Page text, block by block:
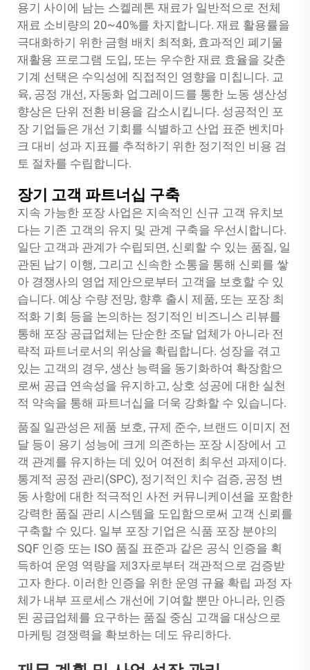
용기 사이에 남는 스켈레톤 재료가 일반적으로 전체
재료 소비량의 20~40%를 차지합니다. 재료 활용률을
극대화하기 위한 금형 배치 최적화, 효과적인 폐기물
재활용 프로그램 도입, 또는 우수한 재료 효율을 갖춘
기계 선택은 수익성에 직접적인 영향을 미칩니다. 교
육, 공정 개선, 자동화 업그레이드를 통한 노동 생산성
향상은 단위 전환 비용을 감소시킵니다. 성공적인 포
장 기업들은 개선 기회를 식별하고 산업 표준 벤치마
크 대비 성과 지표를 추적하기 위한 정기적인 비용 검
토 절차를 수립합니다.
장기 고객 파트너십 구축
지속 가능한 포장 사업은 지속적인 신규 고객 유치보
다는 기존 고객의 유지 및 관계 구축을 우선시합니다.
일단 고객과 관계가 수립되면, 신뢰할 수 있는 품질, 일
관된 납기 이행, 그리고 신속한 소통을 통해 신뢰를 쌓
아 경쟁사의 영업 제안으로부터 고객을 보호할 수 있
습니다. 예상 수량 전망, 향후 출시 제품, 또는 포장 최
적화 기회 등을 논의하는 정기적인 비즈니스 리뷰를
통해 포장 공급업체는 단순한 조달 업체가 아니라 전
략적 파트너로서의 위상을 확립합니다. 성장을 겪고
있는 고객의 경우, 생산 능력을 동기화하여 확장함으
로써 공급 연속성을 유지하고, 상호 성공에 대한 실천
적 약속을 통해 파트너십을 더욱 강화할 수 있습니다.
품질 일관성은 제품 보호, 규제 준수, 브랜드 이미지 전
달 등이 용기 성능에 크게 의존하는 포장 시장에서 고
객 관계를 유지하는 데 있어 여전히 최우선 과제이다.
통계적 공정 관리(SPC), 정기적인 치수 검증, 공정 변
동 사항에 대한 적극적인 사전 커뮤니케이션을 포함한
강력한 품질 관리 시스템을 도입함으로써 고객 신뢰를
구축할 수 있다. 일부 포장 기업은 식품 포장 분야의
SQF 인증 또는 ISO 품질 표준과 같은 공식 인증을 획
득하여 운영 역량을 제3자로부터 객관적으로 검증받
고자 한다. 이러한 인증을 위한 운영 규율 확립 과정 자
체가 내부 프로세스 개선에 기여할 뿐만 아니라, 인증
된 공급업체를 요구하는 품질 중심 고객을 대상으로
마케팅 경쟁력을 확보하는 데도 유리하다.